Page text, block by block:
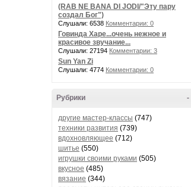
(RAB NE BANA DI JODI/"Эту пару
создал Бог")
Слушали: 6538 Комментарии: 0
Говинда Харе...очень нежное и
красивое звучание...
Слушали: 27194 Комментарии: 3
Sun Yan Zi
Слушали: 4774 Комментарии: 0
-
Рубрики
другие мастер-классы (747)
техники развития (739)
вдохновляющее (712)
шитье (550)
игрушки своими руками (505)
вкусное (485)
вязание (344)